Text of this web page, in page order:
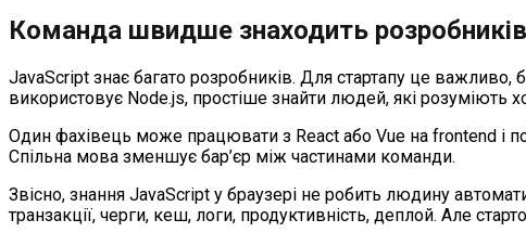
Команда швидше знаходить розробників
JavaScript знає багато розробників. Для стартапу це
використовує Node.js, простіше знайти людей, які розуміють
Один фахівець може працювати з React або Vue на frontend і
Спільна мова зменшує бар’єр між частинами команди.
Звісно, знання JavaScript у браузері не робить людину
транзакції, черги, кеш, логи, продуктивність, деплой. Але